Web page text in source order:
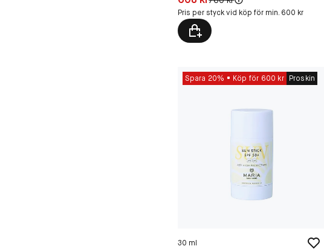
Pris per styck vid köp för min. 600 kr
Spara 20% Köp för 600 kr Proskin
30 ml